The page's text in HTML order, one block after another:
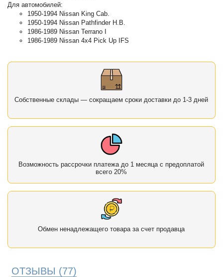
Для автомобилей:
1950-1994 Nissan King Cab.
1950-1994 Nissan Pathfinder H.B.
1986-1989 Nissan Terrano I
1986-1989 Nissan 4x4 Pick Up IFS
Собственные склады — сокращаем сроки доставки до 1-3 дней
Возможность рассрочки платежа до 1 месяца с предоплатой
всего 20%
Обмен ненадлежащего товара за счет продавца
ОТЗЫВЫ (77)